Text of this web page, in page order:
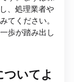
、処理業者や
てください。
歩が踏み出し
ついてよ